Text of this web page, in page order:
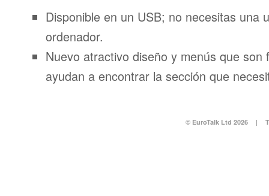
Disponible en un USB; no necesitas una
ordenador.
Nuevo atractivo diseño y menús que son
ayudan a encontrar la sección que
© EuroTalk Ltd 2026 |